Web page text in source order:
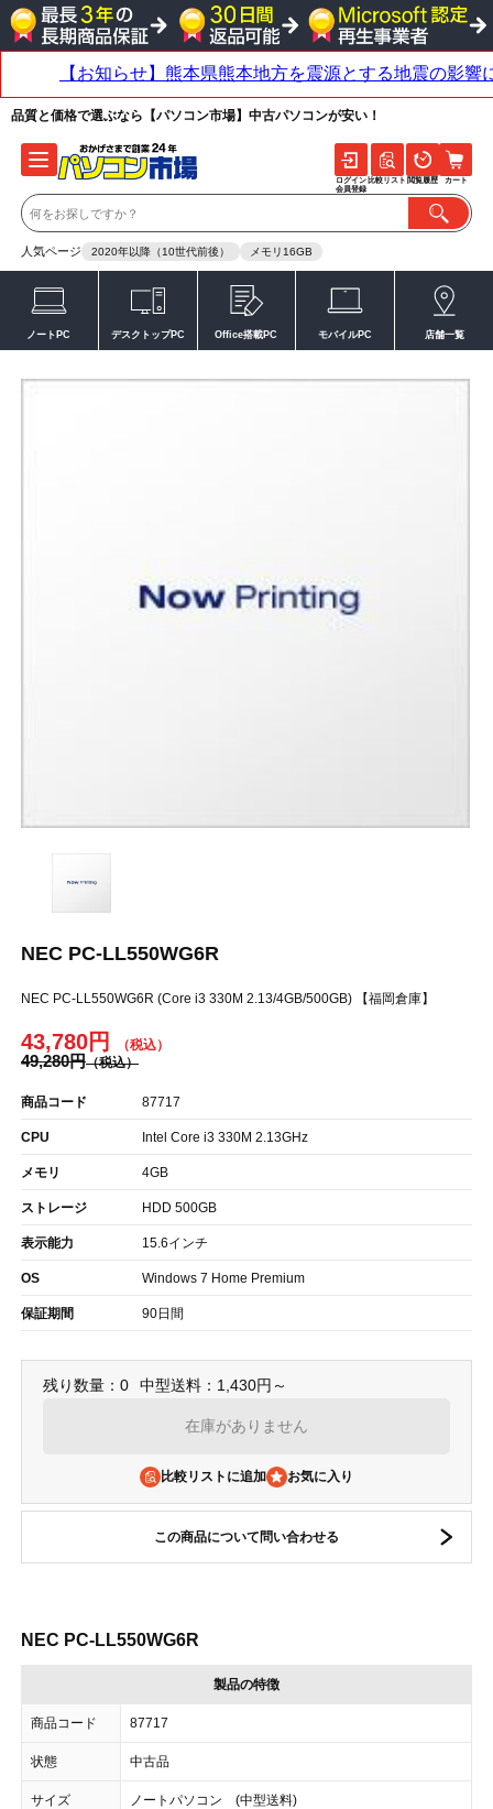
品質と価格で選ぶなら【パソコン市場】中古パソコンが安い！
人気ページ 2020年以降（10世代前後） メモリ16GB
ログイン
会員登録
比較リスト 閲覧履歴 カート
ノートPC デスクトップPC Office搭載PC モバイルPC 店舗一覧
NEC PC-LL550WG6R
NEC PC-LL550WG6R (Core i3 330M 2.13/4GB/500GB) 【福岡倉庫】
43,780円
49,280円
商品コード 87717
CPU Intel Core i3 330M 2.13GHz
メモリ 4GB
ストレージ HDD 500GB
表示能力 15.6インチ
OS Windows 7 Home Premium
保証期間 90日間
残り数量：0 中型送料：1,430円～
在庫がありません
比較リストに追加
この商品について問い合わせる
NEC PC-LL550WG6R
製品の特徴
商品コード 87717
状態 中古品
サイズ ノートパソコン (中型送料)